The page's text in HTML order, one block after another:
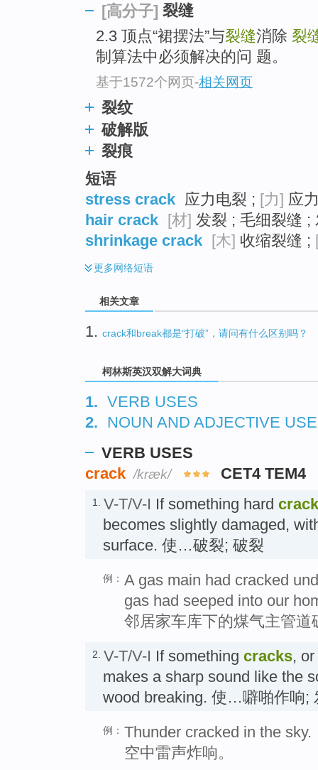
[高分子] 裂缝
2.3 顶点“裙摆法”与裂缝消除 裂
制算法中必须解决的问 题。
基于1572个网页-相关网页
裂纹
破解版
裂痕
短语
stress crack 应力电裂 ; [力] 应
hair crack [材] 发裂 ; 毛细裂缝 ;
shrinkage crack [木] 收缩裂缝 ;
更多网络短语
相关文章
1. crack和break都是“打破”，请问有什么区别吗？
柯林斯英汉双解大词典
1. VERB USES
2. NOUN AND ADJECTIVE
VERB USES
crack /kræk/ CET4 TEM4
1. V-T/V-I If something hard
becomes slightly damaged,
surface. 使…破裂; 破裂
例： A gas main had cracked
gas had seeped into our
邻居家车库下的煤气主管
2. V-T/V-I If something cracks,
makes a sharp sound like the
wood breaking. 使…噼啪作响;
例： Thunder cracked in the sky.
空中雷声炸响。